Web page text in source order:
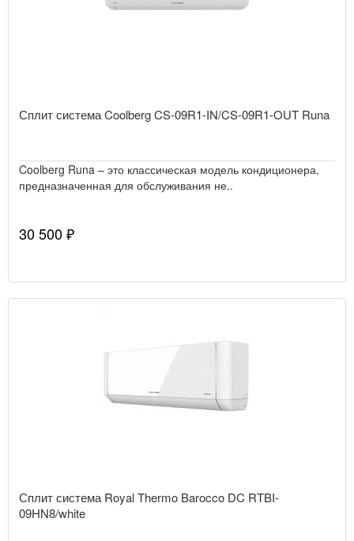
Сплит система Coolberg CS-09R1-IN/CS-09R1-OUT Runa
Coolberg Runa – это классическая модель кондиционера,
предназначенная для обслуживания не..
30 500 ₽
Сплит система Royal Thermo Barocco DC RTBI-
09HN8/white